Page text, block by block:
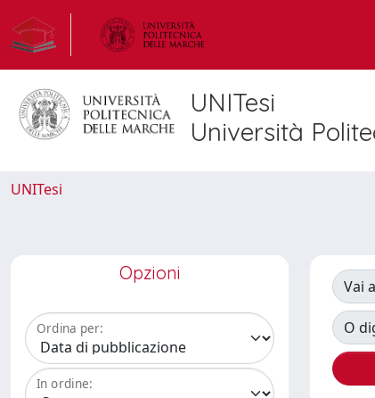
UNITesi
Università
UNITesi
Opzioni
Ordina per:
In ordine:
Vai
O